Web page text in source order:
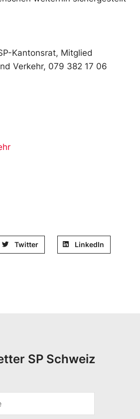
Kantonsrat, Mitglied
Verkehr, 079 382 17 06
Twitter LinkedIn
SP Schweiz
M